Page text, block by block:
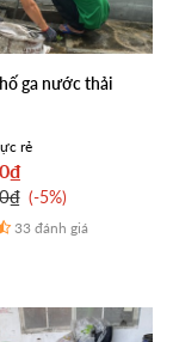
ga nước thải
rẻ
-5%
33 đánh giá